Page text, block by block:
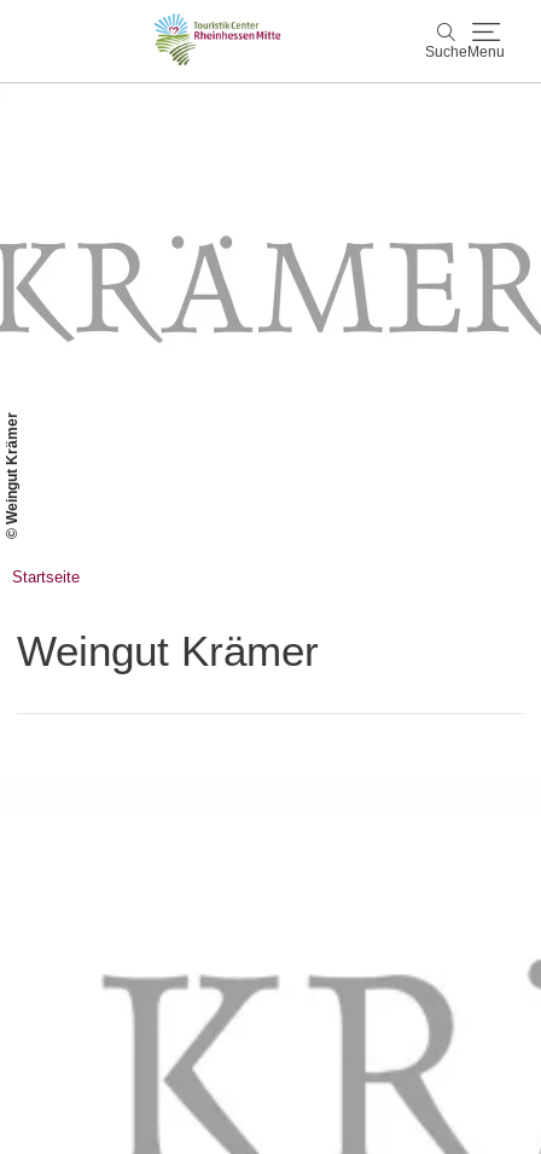
Suche Menu
Wein & Genuss
Kultur & Events
© Weingut Krämer
Startseite
Weingut Krämer